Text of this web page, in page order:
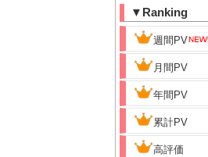
▼Ranking
週間PV
月間PV
年間PV
累計PV
高評価